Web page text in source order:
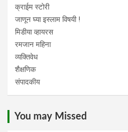
क्राईम स्टोरी
जाणून घ्या इस्लाम विषयी !
मिडीया व्हायरस
रमजान महिना
व्यक्तिवेध
शैक्षणिक
संपादकीय
You may Missed